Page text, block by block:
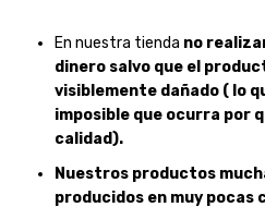
En nuestra tienda no
dinero salvo que el
visiblemente dañado ( lo
imposible que ocurra por
calidad).
Nuestros productos
producidos en muy pocas